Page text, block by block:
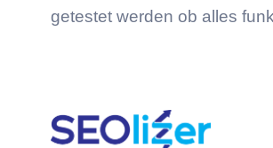
getestet werden ob alles